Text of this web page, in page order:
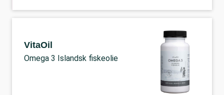
VitaOil
Omega 3 Islandsk fiskeolie